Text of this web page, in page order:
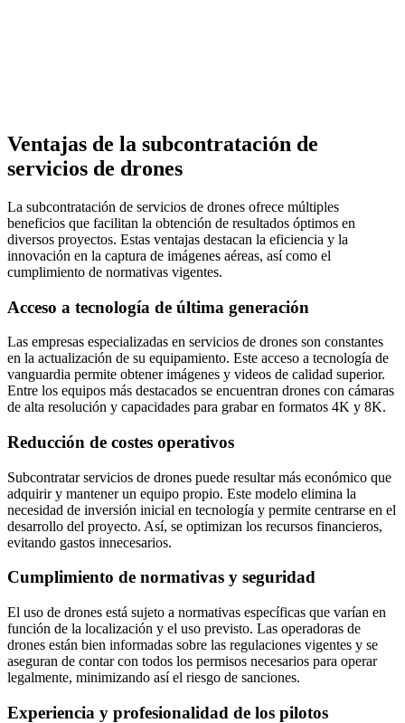
Ventajas de la subcontratación de
servicios de drones
La subcontratación de servicios de drones ofrece múltiples
beneficios que facilitan la obtención de resultados óptimos en
diversos proyectos. Estas ventajas destacan la eficiencia y la
innovación en la captura de imágenes aéreas, así como el
cumplimiento de normativas vigentes.
Acceso a tecnología de última generación
Las empresas especializadas en servicios de drones son constantes
en la actualización de su equipamiento. Este acceso a tecnología de
vanguardia permite obtener imágenes y videos de calidad superior.
Entre los equipos más destacados se encuentran drones con cámaras
de alta resolución y capacidades para grabar en formatos 4K y 8K.
Reducción de costes operativos
Subcontratar servicios de drones puede resultar más económico que
adquirir y mantener un equipo propio. Este modelo elimina la
necesidad de inversión inicial en tecnología y permite centrarse en el
desarrollo del proyecto. Así, se optimizan los recursos financieros,
evitando gastos innecesarios.
Cumplimiento de normativas y seguridad
El uso de drones está sujeto a normativas específicas que varían en
función de la localización y el uso previsto. Las operadoras de
drones están bien informadas sobre las regulaciones vigentes y se
aseguran de contar con todos los permisos necesarios para operar
legalmente, minimizando así el riesgo de sanciones.
Experiencia y profesionalidad de los pilotos